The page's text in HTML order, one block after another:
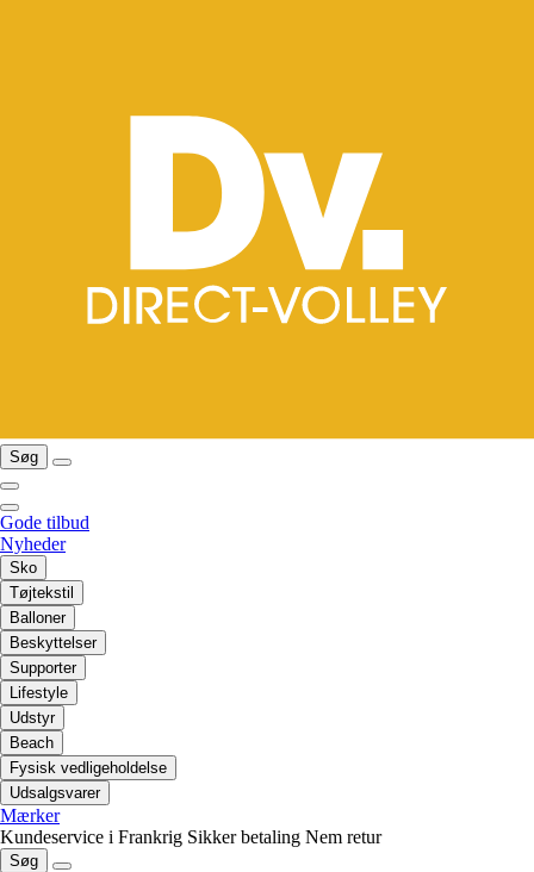
Søg
Gode tilbud
Nyheder
Sko
Tøjtekstil
Balloner
Beskyttelser
Supporter
Lifestyle
Udstyr
Beach
Fysisk vedligeholdelse
Udsalgsvarer
Mærker
Kundeservice i Frankrig Sikker betaling Nem retur
Søg